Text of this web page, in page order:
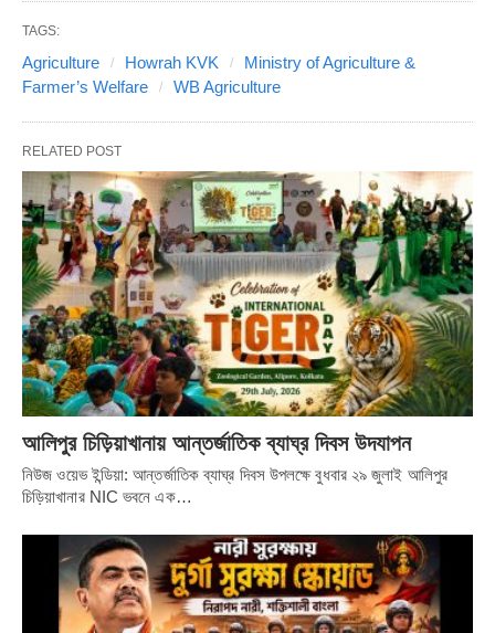
ঘোষ, ডেপুটি ডিরেক্টর অব এগ্রিকালচার (পশ্চিমবঙ্গ), হাওড়া ড. সন্তোষ
কুমার জানা, জগৎবল্লভপুর ব্লকের সহ কৃষি অধিকর্তা, উলুবেড়িয়ার সহ কৃষি
অধিকর্তা (ফার্ম) এবং কৃষিবিজ্ঞান কেন্দ্রের অন্যান্য বিজ্ঞানীরা।
TAGS:
Agriculture Howrah KVK
Ministry of Agriculture &
Farmer’s Welfare
WB Agriculture
RELATED POST
আলিপুর চিড়িয়াখানায় আন্তর্জাতিক ব্যাঘ্র দিবস উদযাপন
নিউজ ওয়েভ ইন্ডিয়া: আন্তর্জাতিক ব্যাঘ্র দিবস উপলক্ষে বুধবার ২৯ জুলাই আলিপুর
চিড়িয়াখানার NIC ভবনে এক…